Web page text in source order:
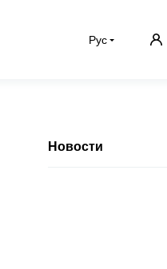
Рус
Новости